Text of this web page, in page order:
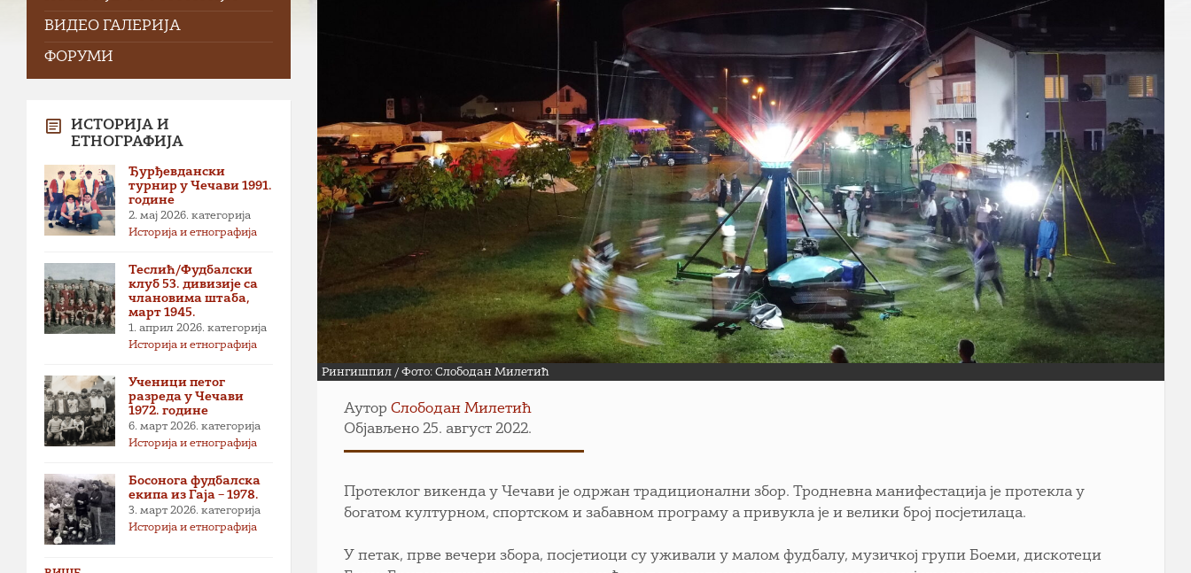
Рингишпил / Фото: Слободан Милетић
АуторСлободан Милетић
Објављено 25. август 2022.
Протеклог викенда у Чечави је одржан традиционални збор. Тродневна манифестација је протекла у
богатом културном, спортском и забавном програму а привукла је и велики број посјетилаца.
У петак, прве вечери збора, посјетиоци су уживали у малом фудбалу, музичкој групи Боеми, дискотеци
ВИДЕО ГАЛЕРИЈА
ФОРУМИ
ИСТОРИЈА И
ЕТНОГРАФИЈА
Ђурђевдански
турнир у Чечави 1991.
године
2. мај 2026. категорија
Историја и етнографија
Теслић/Фудбалски
клуб 53. дивизије са
члановима штаба,
март 1945.
1. април 2026. категорија
Историја и етнографија
Ученици петог
разреда у Чечави
1972. године
6. март 2026. категорија
Историја и етнографија
Босонога фудбалска
екипа из Гаја – 1978.
3. март 2026. категорија
Историја и етнографија